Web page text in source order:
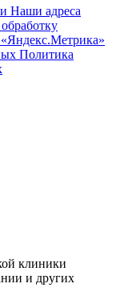
Наши адреса
Политика
клиники
и других